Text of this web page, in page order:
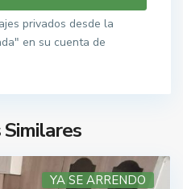
privados desde la
en su cuenta de
YA SE ARRENDO